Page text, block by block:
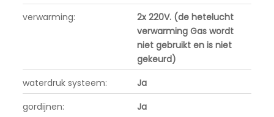
verwarming:
2x 220V. (de hetelucht
verwarming Gas wordt
niet gebruikt en is niet
gekeurd)
waterdruk systeem:
Ja
gordijnen:
Ja